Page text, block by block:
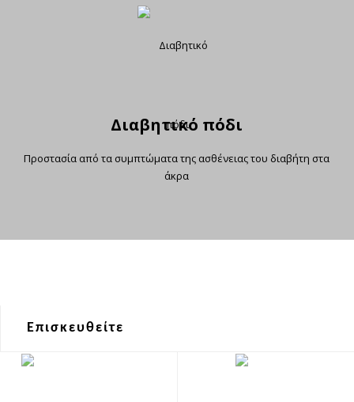
Διαβητικό πόδι
Προστασία από τα συμπτώματα της ασθένειας του διαβήτη στα
άκρα
Επισκευθείτε